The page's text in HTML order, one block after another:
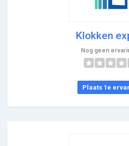
Klokken
Nog geen
Plaats 1e